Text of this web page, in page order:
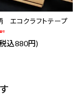
エコクラフトテープ
込880円)